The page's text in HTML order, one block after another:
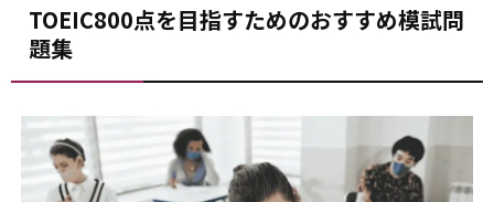
TOEIC800点を目指すためのおすすめ模試問
題集